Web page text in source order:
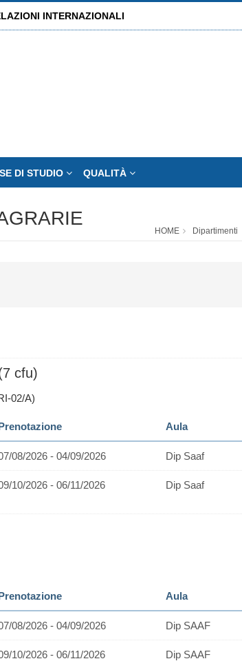
INTERNAZIONALI
DI STUDIO QUALITÀ
HOME Dipartimenti
cfu)
02/A)
Aula
08/2026 - 04/09/2026 Dip Saaf
10/2026 - 06/11/2026 Dip Saaf
Aula
08/2026 - 04/09/2026 Dip SAAF
10/2026 - 06/11/2026 Dip SAAF